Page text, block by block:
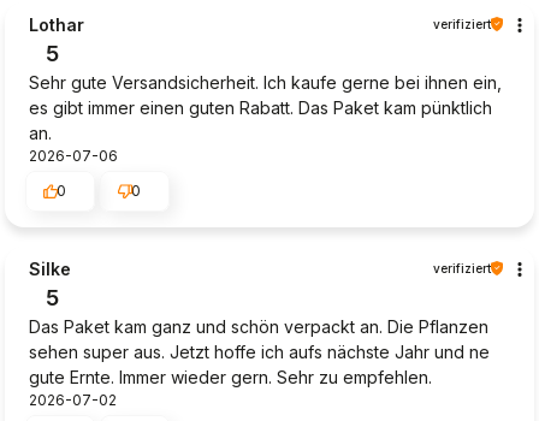
Lothar verifiziert
5
Sehr gute Versandsicherheit. Ich kaufe gerne bei ihnen ein,
es gibt immer einen guten Rabatt. Das Paket kam pünktlich
an.
2026-07-06
0
0
Silke verifiziert
5
Das Paket kam ganz und schön verpackt an. Die Pflanzen
sehen super aus. Jetzt hoffe ich aufs nächste Jahr und ne
gute Ernte. Immer wieder gern. Sehr zu empfehlen.
2026-07-02